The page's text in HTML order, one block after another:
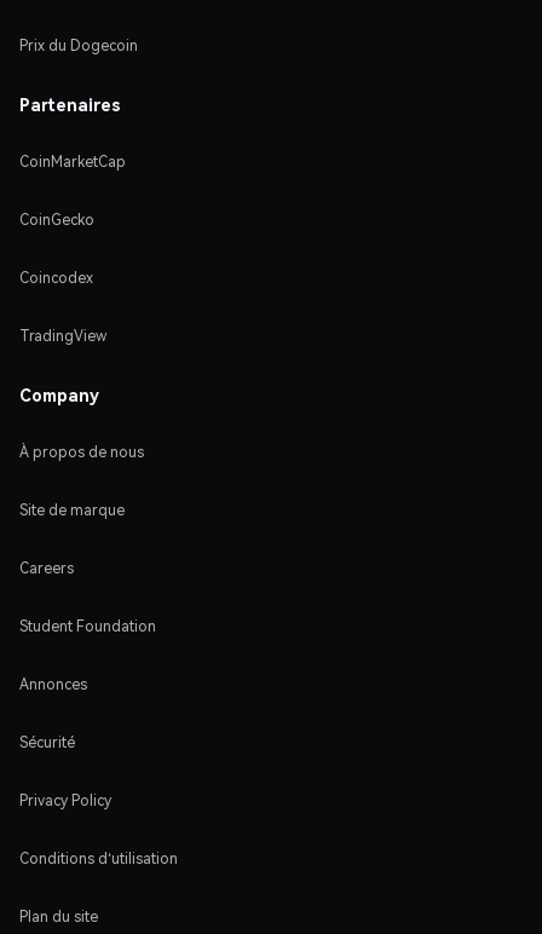
Prix du Dogecoin
Partenaires
CoinMarketCap
CoinGecko
Coincodex
TradingView
Company
À propos de nous
Site de marque
Careers
Student Foundation
Annonces
Sécurité
Privacy Policy
Conditions d'utilisation
Plan du site